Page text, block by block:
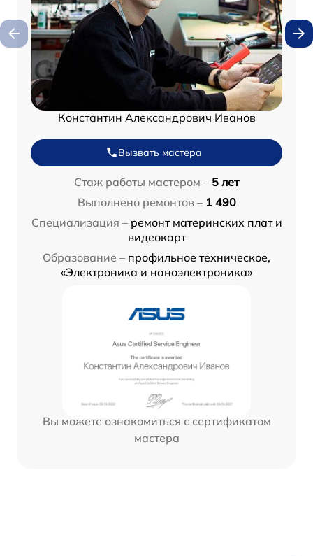
Константин Александрович Иванов
Вызвать мастера
Стаж работы мастером – 5 лет
Выполнено ремонтов – 1 490
Специализация – ремонт материнских плат и
видеокарт
Образование – профильное техническое,
«Электроника и наноэлектроника»
Вы можете ознакомиться с сертификатом
мастера